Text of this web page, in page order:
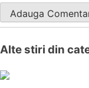
Alte stiri din